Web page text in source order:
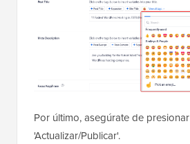
Por último, asegúrate de presionar
'Actualizar/Publicar'.